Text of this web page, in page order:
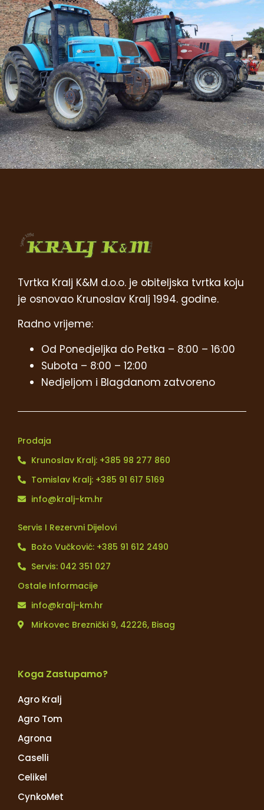
Tvrtka Kralj K&M d.o.o. je obiteljska tvrtka koju
je osnovao Krunoslav Kralj 1994. godine.
Radno vrijeme:
Od Ponedjeljka do Petka – 8:00 – 16:00
Subota – 8:00 – 12:00
Nedjeljom i Blagdanom zatvoreno
Prodaja
Krunoslav Kralj: +385 98 277 860
Tomislav Kralj: +385 91 617 5169
info@kralj-km.hr
Servis I Rezervni Dijelovi
Božo Vučković: +385 91 612 2490
Servis: 042 351 027
Ostale Informacije
info@kralj-km.hr
Mirkovec Breznički 9, 42226, Bisag
Koga Zastupamo?
Agro Kralj
Agro Tom
Agrona
Caselli
Celikel
CynkoMet